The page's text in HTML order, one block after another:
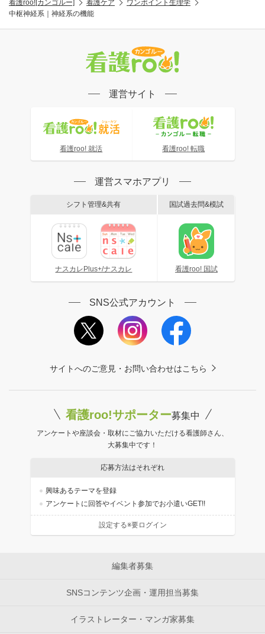
看護roo![カンゴルー] 看護ケア
ワンポイント生理学
中枢神経系｜神経系の機能
運営サイト
看護roo! 就活 看護roo! 転職
運営スマホアプリ
シフト管理&共有
ナスカレPlus+/ナスカレ
国試過去問&模試
看護roo! 国試
SNS公式アカウント
サイトへのご意見・お問い合わせはこちら
看護roo!サポーター募集中
アンケートや座談会・取材にご協力いただける看護師さん、
大募集中です！
応募方法はそれぞれ
興味あるテーマを登録
アンケートに回答やイベント参加でお小遣いGET!!
設定する※要ログイン
編集者募集
SNSコンテンツ企画・運用担当募集
イラストレーター・マンガ家募集